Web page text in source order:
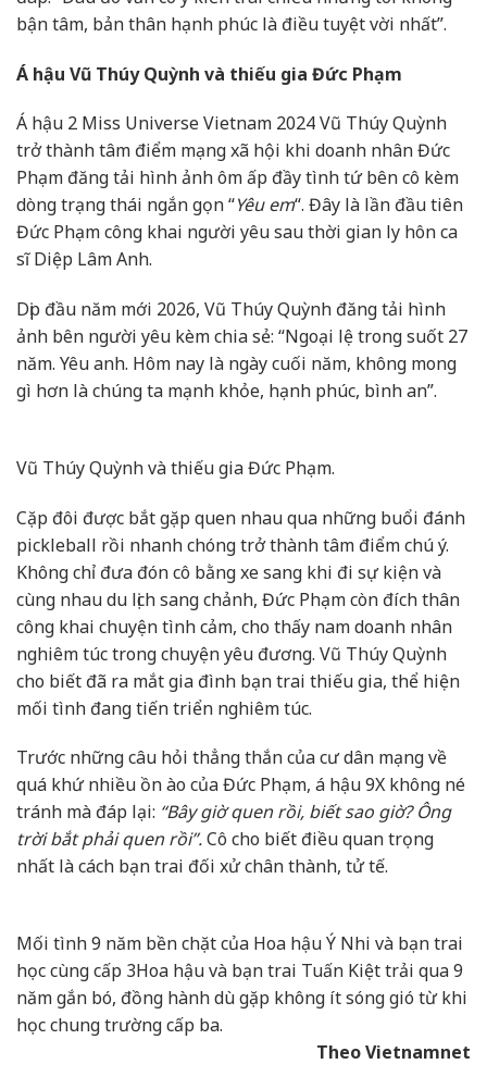
bận tâm, bản thân hạnh phúc là điều tuyệt vời nhất”.
Á hậu Vũ Thúy Quỳnh và thiếu gia Đức Phạm
Á hậu 2 Miss Universe Vietnam 2024 Vũ Thúy Quỳnh
trở thành tâm điểm mạng xã hội khi doanh nhân Đức
Phạm đăng tải hình ảnh ôm ấp đầy tình tứ bên cô kèm
dòng trạng thái ngắn gọn “Yêu em“. Đây là lần đầu tiên
Đức Phạm công khai người yêu sau thời gian ly hôn ca
sĩ Diệp Lâm Anh.
Dịp đầu năm mới 2026, Vũ Thúy Quỳnh đăng tải hình
ảnh bên người yêu kèm chia sẻ: “Ngoại lệ trong suốt 27
năm. Yêu anh. Hôm nay là ngày cuối năm, không mong
gì hơn là chúng ta mạnh khỏe, hạnh phúc, bình an”.
Vũ Thúy Quỳnh và thiếu gia Đức Phạm.
Cặp đôi được bắt gặp quen nhau qua những buổi đánh
pickleball rồi nhanh chóng trở thành tâm điểm chú ý.
Không chỉ đưa đón cô bằng xe sang khi đi sự kiện và
cùng nhau du lịch sang chảnh, Đức Phạm còn đích thân
công khai chuyện tình cảm, cho thấy nam doanh nhân
nghiêm túc trong chuyện yêu đương. Vũ Thúy Quỳnh
cho biết đã ra mắt gia đình bạn trai thiếu gia, thể hiện
mối tình đang tiến triển nghiêm túc.
Trước những câu hỏi thẳng thắn của cư dân mạng về
quá khứ nhiều ồn ào của Đức Phạm, á hậu 9X không né
tránh mà đáp lại: “Bây giờ quen rồi, biết sao giờ? Ông
trời bắt phải quen rồi”.Cô cho biết điều quan trọng
nhất là cách bạn trai đối xử chân thành, tử tế.
Mối tình 9 năm bền chặt của Hoa hậu Ý Nhi và bạn trai
học cùng cấp 3Hoa hậu và bạn trai Tuấn Kiệt trải qua 9
năm gắn bó, đồng hành dù gặp không ít sóng gió từ khi
học chung trường cấp ba.
Theo Vietnamnet